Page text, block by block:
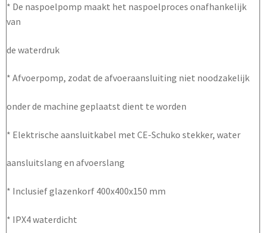
* De naspoelpomp maakt het naspoelproces onafhankelijk
van
de waterdruk
* Afvoerpomp, zodat de afvoeraansluiting niet noodzakelijk
onder de machine geplaatst dient te worden
* Elektrische aansluitkabel met CE-Schuko stekker, water
aansluitslang en afvoerslang
* Inclusief glazenkorf 400x400x150 mm
* IPX4 waterdicht